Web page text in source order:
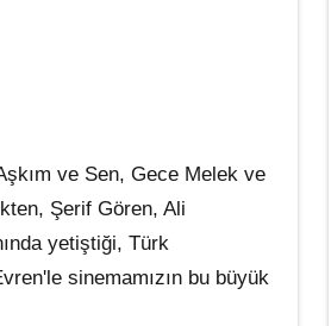
ve Sen, Gece Melek ve
Şerif Gören, Ali
yetiştiği, Türk
sinemamızın bu büyük